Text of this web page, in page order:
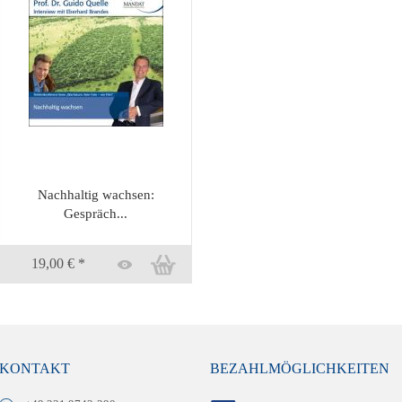
Nachhaltig wachsen:
Gespräch...
19,00 € *
KONTAKT BEZAHLMÖGLICHKEITEN